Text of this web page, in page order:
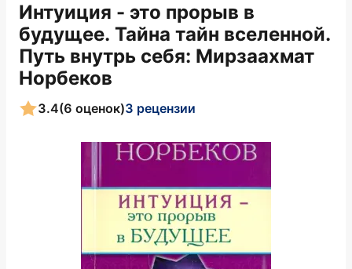
Интуиция - это прорыв в
будущее. Тайна тайн вселенной.
Путь внутрь себя: Мирзаахмат
Норбеков
3.4(6 оценок)3 рецензии